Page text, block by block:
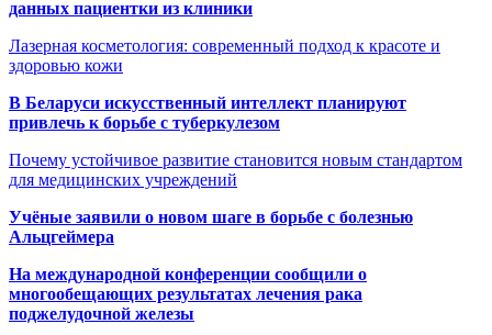
данных пациентки из клиники
Лазерная косметология: современный подход к красоте и
здоровью кожи
В Беларуси искусственный интеллект планируют
привлечь к борьбе с туберкулезом
Почему устойчивое развитие становится новым стандартом
для медицинских учреждений
Учёные заявили о новом шаге в борьбе с болезнью
Альцгеймера
На международной конференции сообщили о
многообещающих результатах лечения рака
поджелудочной железы